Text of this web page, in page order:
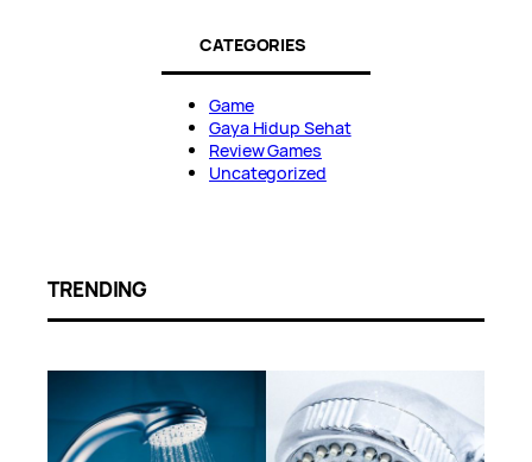
CATEGORIES
Game
Gaya Hidup Sehat
Review Games
Uncategorized
TRENDING